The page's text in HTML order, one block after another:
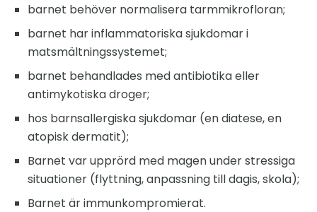
barnet behöver normalisera tarmmikrofloran;
barnet har inflammatoriska sjukdomar i
matsmältningssystemet;
barnet behandlades med antibiotika eller
antimykotiska droger;
hos barnsallergiska sjukdomar (en diatese, en
atopisk dermatit);
Barnet var upprörd med magen under stressiga
situationer (flyttning, anpassning till dagis, skola);
Barnet är immunkompromierat.